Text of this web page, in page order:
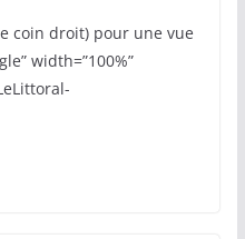
coin droit) pour une vue
width=”100%”